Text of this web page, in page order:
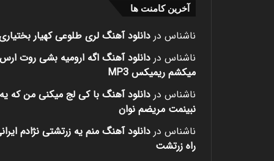
آخرین کامنت ها
ناشناس در دانلود آهنگ لری طلوعی کهیار
ناشناس در دانلود آهنگ اگه ارومیه بشی روت ارس
میکشم ریمیکس MP3
ناشناس در دانلود آهنگ با کی لج میکنی من که
نبینمت مریضم نوان
ناشناس در دانلود آهنگ منم یه زرتشتی نژادم
راه زرتشت